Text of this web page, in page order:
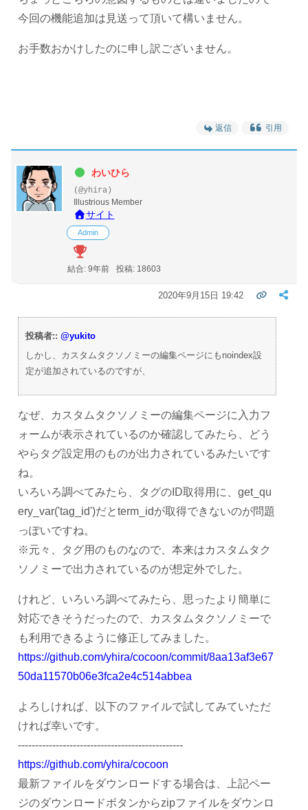
今回の機能追加は見送って頂いて構いません。
お手数おかけしたのに申し訳ございません。
返信 引用
わいひら
(@yhira)
Illustrious Member
サイト
Admin
結合: 9年前 投稿: 18603
2020年9月15日 19:42
投稿者:: @yukito
しかし、カスタムタクソノミーの編集ページにもnoindex設
定が追加されているのですが、
なぜ、カスタムタクソノミーの編集ページに入力フ
ォームが表示されているのか確認してみたら、どう
やらタグ設定用のものが出力されているみたいです
ね。
いろいろ調べてみたら、タグのID取得用に、get_qu
ery_var('tag_id')だとterm_idが取得できないのが問題
っぽいですね。
※元々、タグ用のものなので、本来はカスタムタク
ソノミーで出力されているのが想定外でした。
けれど、いろいろ調べてみたら、思ったより簡単に
対応できそうだったので、カスタムタクソノミーで
も利用できるように修正してみました。
https://github.com/yhira/cocoon/commit/8aa13af3e67
50da11570b06e3fca2e4c514abbea
よろしければ、以下のファイルで試してみていただ
ければ幸いです。
------------------------------------------------
https://github.com/yhira/cocoon
最新ファイルをダウンロードする場合は、上記ペー
ジのダウンロードボタンからzipファイルをダウンロ